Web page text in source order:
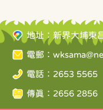
地址：新界大埔東
電郵：
電話：2653 5565
傳真：2656 2856